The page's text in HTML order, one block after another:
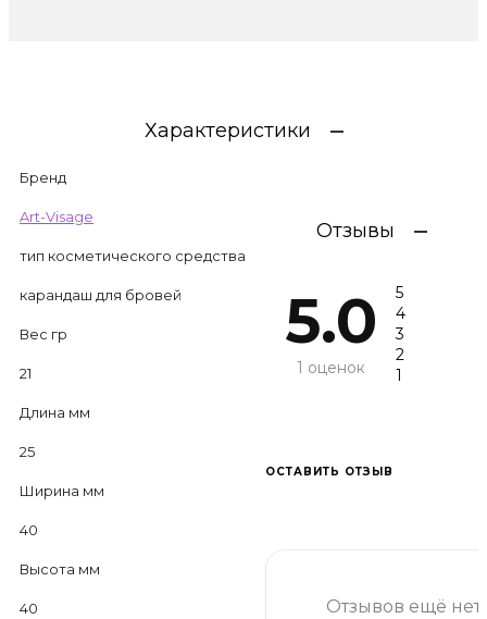
Характеристики
Бренд
Art-Visage
тип косметического средства
карандаш для бровей
Вес гр
21
Длина мм
25
Ширина мм
40
Высота мм
40
Отзывы
5.0
1 оценок
5
4
3
2
1
ОСТАВИТЬ ОТЗЫВ
Отзывов ещё нет